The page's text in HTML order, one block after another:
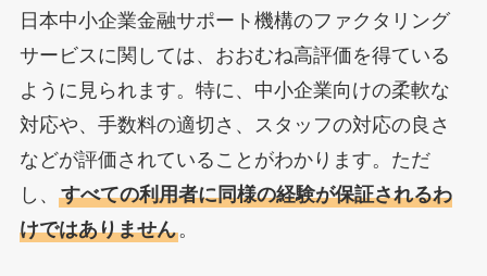
日本中小企業金融サポート機構のファクタリング
サービスに関しては、おおむね高評価を得ている
ように見られます。特に、中小企業向けの柔軟な
対応や、手数料の適切さ、スタッフの対応の良さ
などが評価されていることがわかります。ただ
し、 すべての利用者に同様の経験が保証されるわ
けではありません。